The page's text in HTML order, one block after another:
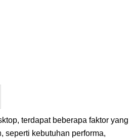
terdapat beberapa faktor yang
seperti kebutuhan performa,